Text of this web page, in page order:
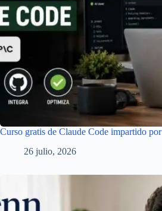
Curso gratis de Claude Code impartido
26 julio, 2026